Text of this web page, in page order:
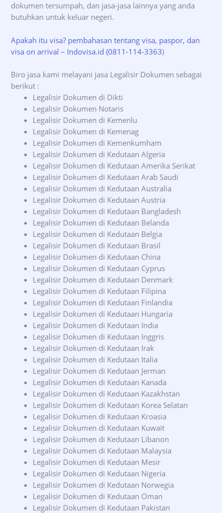
dokumen tersumpah, dan jasa-jasa lainnya yang anda
butuhkan untuk keluar negeri.
Apakah itu visa? pembahasan tentang visa, paspor, dan
visa on arrival – Indovisa.id (0811-114-3363)
Biro jasa kami melayani jasa Legalisir Dokumen sebagai
berikut :
Legalisir Dokumen di Dikti
Legalisir Dokumen Notaris
Legalisir Dokumen di Kemenlu
Legalisir Dokumen di Kemenag
Legalisir Dokumen di Kemenkumham
Legalisir Dokumen di Kedutaan Algeria
Legalisir Dokumen di Kedutaan Amerika Serikat
Legalisir Dokumen di Kedutaan Arab Saudi
Legalisir Dokumen di Kedutaan Australia
Legalisir Dokumen di Kedutaan Austria
Legalisir Dokumen di Kedutaan Bangladesh
Legalisir Dokumen di Kedutaan Belanda
Legalisir Dokumen di Kedutaan Belgia
Legalisir Dokumen di Kedutaan Brasil
Legalisir Dokumen di Kedutaan China
Legalisir Dokumen di Kedutaan Cyprus
Legalisir Dokumen di Kedutaan Denmark
Legalisir Dokumen di Kedutaan Filipina
Legalisir Dokumen di Kedutaan Finlandia
Legalisir Dokumen di Kedutaan Hungaria
Legalisir Dokumen di Kedutaan India
Legalisir Dokumen di Kedutaan Inggris
Legalisir Dokumen di Kedutaan Irak
Legalisir Dokumen di Kedutaan Italia
Legalisir Dokumen di Kedutaan Jerman
Legalisir Dokumen di Kedutaan Kanada
Legalisir Dokumen di Kedutaan Kazakhstan
Legalisir Dokumen di Kedutaan Korea Selatan
Legalisir Dokumen di Kedutaan Kroasia
Legalisir Dokumen di Kedutaan Kuwait
Legalisir Dokumen di Kedutaan Libanon
Legalisir Dokumen di Kedutaan Malaysia
Legalisir Dokumen di Kedutaan Mesir
Legalisir Dokumen di Kedutaan Nigeria
Legalisir Dokumen di Kedutaan Norwegia
Legalisir Dokumen di Kedutaan Oman
Legalisir Dokumen di Kedutaan Pakistan